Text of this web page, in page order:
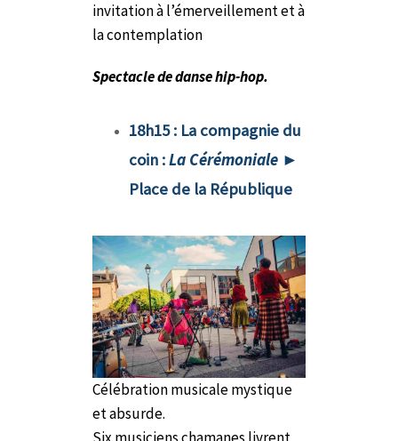
invitation à l’émerveillement et à
la contemplation
Spectacle de danse hip-hop.
18h15 : La compagnie du
coin :La Cérémoniale ►
Place de la République
Célébration musicale mystique
et absurde.